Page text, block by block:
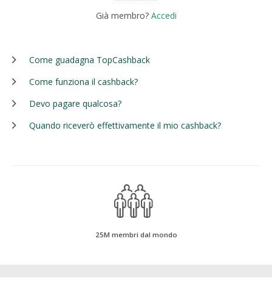
Già membro? Accedi
Come guadagna TopCashback
Come funziona il cashback?
Devo pagare qualcosa?
Quando riceverò effettivamente il mio cashback?
25M membri dal mondo